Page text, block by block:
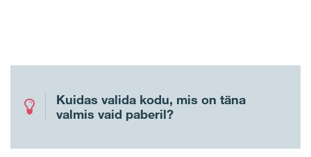
Kuidas valida kodu, mis on täna
valmis vaid paberil?